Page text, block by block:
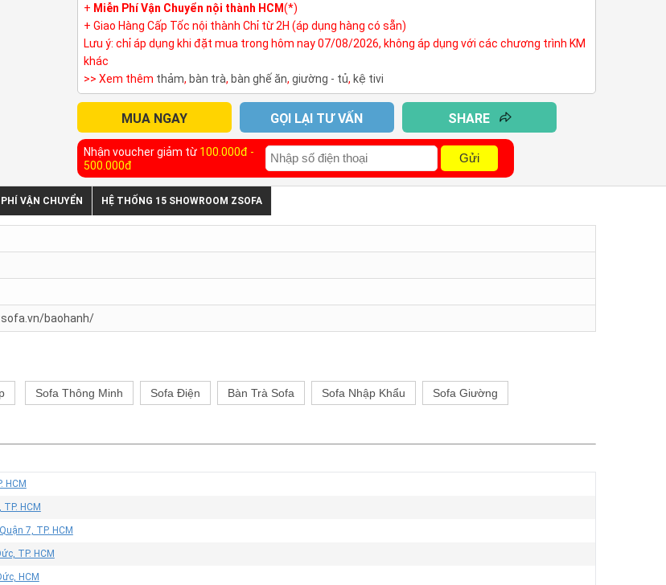
+ Miễn Phí Vận Chuyển nội thành HCM(*)
+ Giao Hàng Cấp Tốc nội thành Chỉ từ 2H (áp dụng hàng có sẵn)
Lưu ý: chỉ áp dụng khi đặt mua trong hôm nay 07/08/2026, không áp dụng với các chương trình KM
khác
>> Xem thêm thảm, bàn trà, bàn ghế ăn, giường - tủ, kệ tivi
MUA NGAY GỌI LẠI TƯ VẤN SHARE
Nhận voucher giảm từ 100.000đ -
500.000đ
Gửi
PHÍ VẬN CHUYỂN HỆ THỐNG 15 SHOWROOM ZSOFA
baohanh/
Sofa Thông Minh Sofa Điện Bàn Trà Sofa Sofa Nhập Khẩu Sofa Giường
HCM
HCM
7, TP. HCM
TP. HCM
HCM